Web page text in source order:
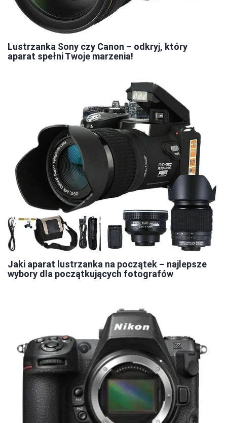
Lustrzanka Sony czy Canon – odkryj, który
aparat spełni Twoje marzenia!
Jaki aparat lustrzanka na początek – najlepsze
wybory dla początkujących fotografów